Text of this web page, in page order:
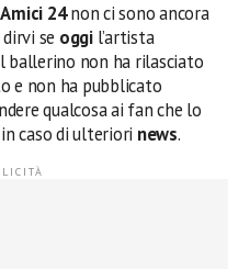
24non ci sono ancora
se oggi l’artista
ballerino non ha rilasciato
e non ha pubblicato
qualcosa ai fan che lo
caso di ulteriori news.